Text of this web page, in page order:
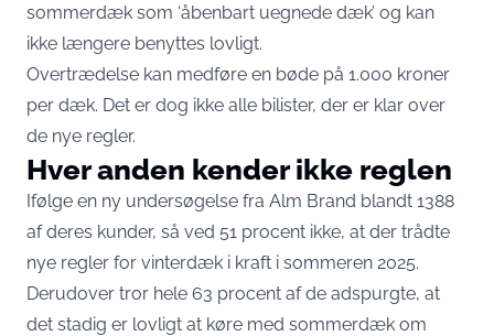
sommerdæk som ‘åbenbart uegnede dæk’ og kan
ikke længere benyttes lovligt.
Overtrædelse kan medføre en bøde på 1.000 kroner
per dæk. Det er dog ikke alle bilister, der er klar over
de nye regler.
Hver anden kender ikke reglen
Ifølge en ny undersøgelse fra Alm Brand blandt 1388
af deres kunder, så ved 51 procent ikke, at der trådte
nye regler for vinterdæk i kraft i sommeren 2025.
Derudover tror hele 63 procent af de adspurgte, at
det stadig er lovligt at køre med sommerdæk om